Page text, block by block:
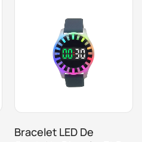
Bracelet LED De